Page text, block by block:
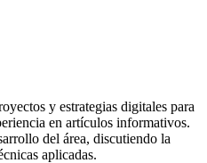
y estrategias digitales para
en artículos informativos.
del área, discutiendo la
aplicadas.